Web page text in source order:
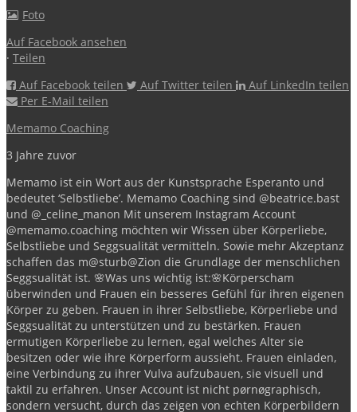
Foto
Auf Facebook ansehen
· Teilen
Auf Facebook teilen
Auf Twitter teilen
Auf LinkedIn teilen
Per E-Mail teilen
Memamo Coaching
3 Jahre zuvor
Memamo ist ein Wort aus der Kunstsprache Esperanto und
bedeutet ‘Selbstliebe’. Memamo Coaching sind @beatrice.bast
und @_celine_manon Mit unserem Instagram Account
@memamo.coaching möchten wir Wissen über Körperliebe,
Selbstliebe und Seggsualität vermitteln. Sowie mehr Akzeptanz
schaffen das m@sturb@Zion die Grundlage der menschlichen
Seggsualität ist. 🌸Was uns wichtig ist:🌸Körperscham
überwinden und Frauen ein besseres Gefühl für ihren eigenen
Körper zu geben. Frauen in ihrer Selbstliebe, Körperliebe und
Seggsualität zu unterstützen und zu bestärken. Frauen
ermutigen Körperliebe zu lernen, egal welches Alter sie
besitzen oder wie ihre Körperform aussieht. Frauen einladen,
eine Verbindung zu ihrer Vulva aufzubauen, sie visuell und
taktil zu erfahren. Unser Account ist nicht pørnøgraphisch,
sondern versucht, durch das zeigen von echten Körperbildern